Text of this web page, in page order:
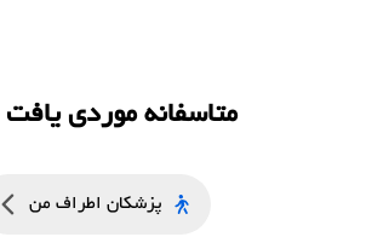
متاسفانه موردی
پزشکان اطراف من